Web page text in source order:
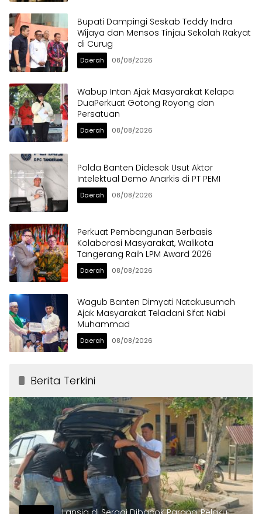
Bupati Dampingi Seskab Teddy Indra
Wijaya dan Mensos Tinjau Sekolah Rakyat
di Curug
Daerah 08/08/2026
Wabup Intan Ajak Masyarakat Kelapa
DuaPerkuat Gotong Royong dan
Persatuan
Daerah 08/08/2026
Polda Banten Didesak Usut Aktor
Intelektual Demo Anarkis di PT PEMI
Daerah 08/08/2026
Perkuat Pembangunan Berbasis
Kolaborasi Masyarakat, Walikota
Tangerang Raih LPM Award 2026
Daerah 08/08/2026
Wagub Banten Dimyati Natakusumah
Ajak Masyarakat Teladani Sifat Nabi
Muhammad
Daerah 08/08/2026
Berita Terkini